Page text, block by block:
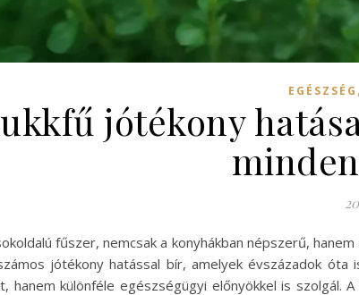
EGÉSZSÉG ,
jótékony
fűszer, nemcsak a konyhákban népszerű,
jótékony hatással bír, amelyek évszázadok óta
hanem különféle egészségügyi előnyökkel is szolgál.